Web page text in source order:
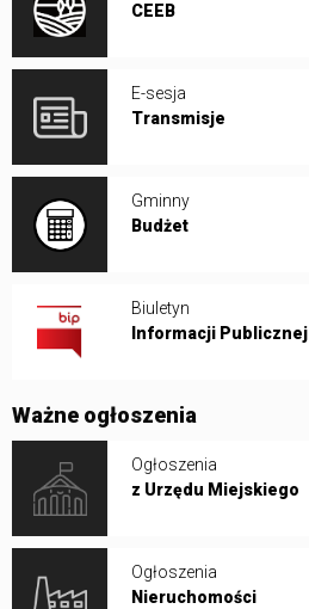
CEEB
E-sesja
Transmisje
Gminny
Budżet
Biuletyn
Informacji Publicznej
Ważne ogłoszenia
Ogłoszenia
z Urzędu Miejskiego
Ogłoszenia
Nieruchomości